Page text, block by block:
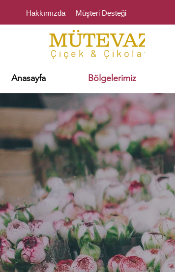
Hakkımızda Müşteri Desteği
MÜTEVAZI
Çiçek & Çikolata
Anasayfa Bölgelerimiz